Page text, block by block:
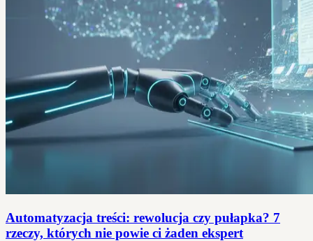
Automatyzacja treści: rewolucja czy pułapka? 7
rzeczy, których nie powie ci żaden ekspert